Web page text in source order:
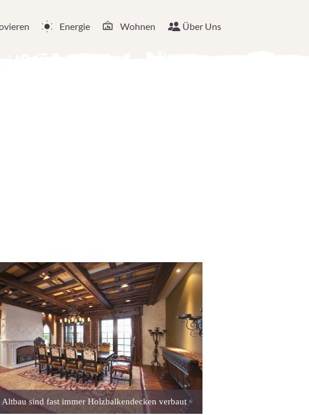
Energie Wohnen Über Uns
Altbau sind fast immer Holzbalkendecken verbaut